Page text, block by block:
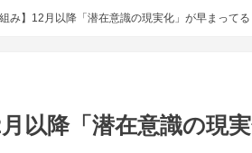
組み】12月以降「潜在意識の現実化」が早まってる
月以降「潜在意識の現